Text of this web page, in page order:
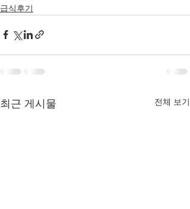
급식후기
최근 게시물 전체 보기